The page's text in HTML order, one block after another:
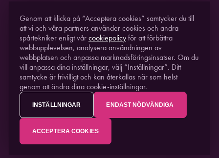
STUDIO ACUSTICUM
SCIENCE PARK
Genom att klicka på “Acceptera cookies” samtycker du till
att vi och våra partners använder cookies och andra
spårtekniker enligt vårcookiepolicyför att förbättra
webbupplevelsen, analysera användningen av
webbplatsen och anpassa marknadsföringsinsatser. Om du
vill anpassa dina inställningar, välj “Inställningar”. Ditt
samtycke är frivilligt och kan återkallas när som helst
genom att ändra dina cookie-inställningar.
INSTÄLLNINGAR ENDAST NÖDVÄNDIGA
ACCEPTERA COOKIES